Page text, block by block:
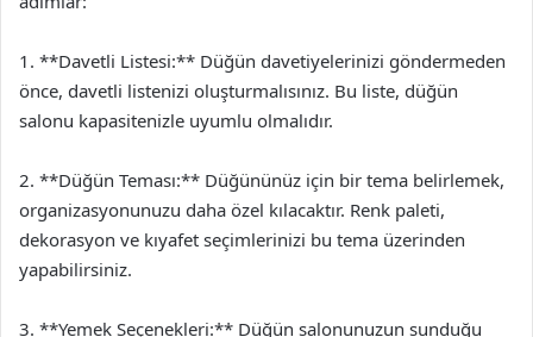
1. **Davetli Listesi:** Düğün davetiyelerinizi göndermeden
önce, davetli listenizi oluşturmalısınız. Bu liste, düğün
salonu kapasitenizle uyumlu olmalıdır.
2. **Düğün Teması:** Düğününüz için bir tema belirlemek,
organizasyonunuzu daha özel kılacaktır. Renk paleti,
dekorasyon ve kıyafet seçimlerinizi bu tema üzerinden
yapabilirsiniz.
3. **Yemek Seçenekleri:** Düğün salonunuzun sunduğu